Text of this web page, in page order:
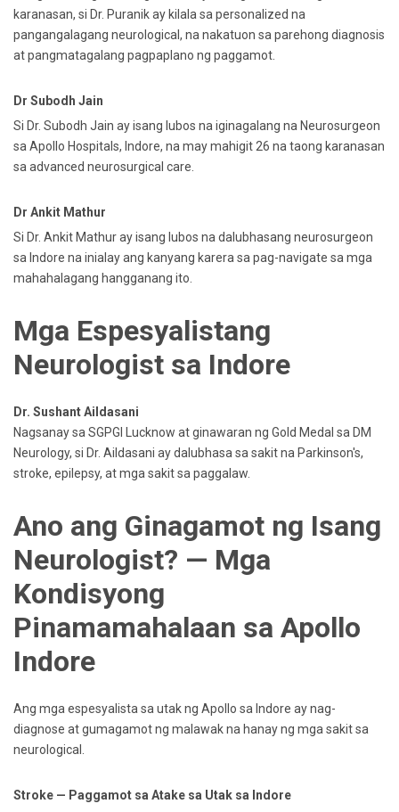
karanasan, si Dr. Puranik ay kilala sa personalized na
pangangalagang neurological, na nakatuon sa parehong diagnosis
at pangmatagalang pagpaplano ng paggamot.
Dr Subodh Jain
Si Dr. Subodh Jain ay isang lubos na iginagalang na Neurosurgeon
sa Apollo Hospitals, Indore, na may mahigit 26 na taong karanasan
sa advanced neurosurgical care.
Dr Ankit Mathur
Si Dr. Ankit Mathur ay isang lubos na dalubhasang neurosurgeon
sa Indore na inialay ang kanyang karera sa pag-navigate sa mga
mahahalagang hangganang ito.
Mga Espesyalistang
Neurologist sa Indore
Dr. Sushant Aildasani
Nagsanay sa SGPGI Lucknow at ginawaran ng Gold Medal sa DM
Neurology, si Dr. Aildasani ay dalubhasa sa sakit na Parkinson's,
stroke, epilepsy, at mga sakit sa paggalaw.
Ano ang Ginagamot ng Isang
Neurologist? — Mga
Kondisyong
Pinamamahalaan sa Apollo
Indore
Ang mga espesyalista sa utak ng Apollo sa Indore ay nag-
diagnose at gumagamot ng malawak na hanay ng mga sakit sa
neurological.
Stroke — Paggamot sa Atake sa Utak sa Indore